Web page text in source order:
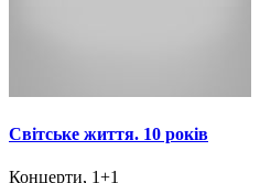
Світське життя. 10 років
Концерти, 1+1